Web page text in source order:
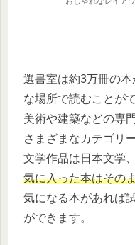
選書室は約3万冊の
な場所で読むことが
美術や建築などの専
さまざまなカテゴリ
文学作品は日本文学
気に入った本はその
気になる本があれば
ができます。